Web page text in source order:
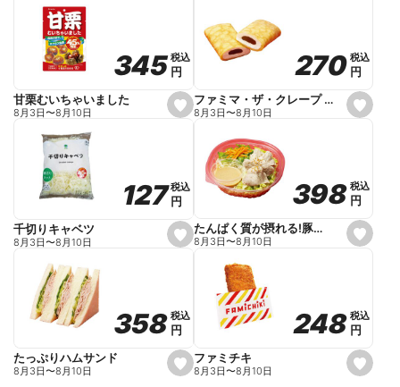
s
e
o
r
i
e
345
345税込
税込
円
円
甘栗むいちゃいました
8月3日〜8月10日
s
e
o
r
i
e
270
270 税込
税込
円
円
ファミマ・ザ・クレープ 生チョコ
8月3日〜8月10日
s
e
o
r
i
e
127
127税込
税込
円
円
千切りキャベツ
8月3日〜8月10日
s
e
o
r
i
e
398
398 税込
税込
円
円
たんぱく質が摂れる!豚しゃぶのパスタサラダ
8月3日〜8月10日
s
e
358
358税込
税込
円
円
たっぷりハムサンド
8月3日〜8月10日
s
e
248
248 税込
税込
円
円
ファミチキ
8月3日〜8月10日